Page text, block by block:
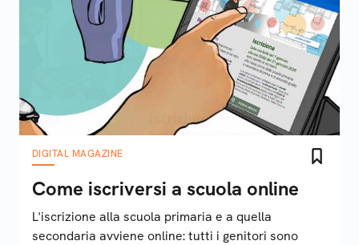
DIGITAL MAGAZINE
Come iscriversi a scuola online
L'iscrizione alla scuola primaria e a quella
secondaria avviene online: tutti i genitori sono